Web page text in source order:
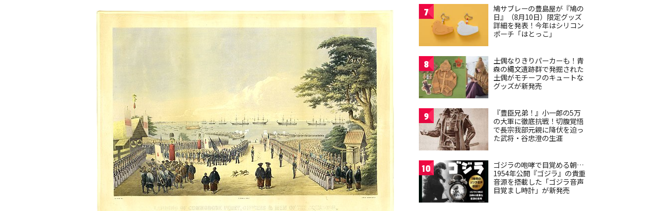
7
鳩サブレーの豊島屋が『鳩の
日』（8月10日）限定グッズ
詳細を発表！今年はシリコン
ポーチ「はとっこ」
8
土偶なりきりパーカーも！青
森の縄文遺跡群で発掘された
土偶がモチーフのキュートな
グッズが新発売
9
『豊臣兄弟！』小一郎の5万
の大軍に徹底抗戦！切腹覚悟
で長宗我部元親に降伏を迫っ
た武将・谷忠澄の生涯
10
ゴジラの咆哮で目覚める朝…
1954年公開『ゴジラ』の貴重
音源を搭載した「ゴジラ音声
目覚まし時計」が新発売